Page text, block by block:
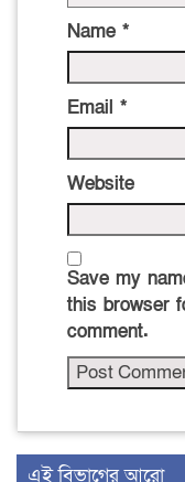
Name *
Email *
Website
Save my
this browser
comment.
এই বিভাগের আরো